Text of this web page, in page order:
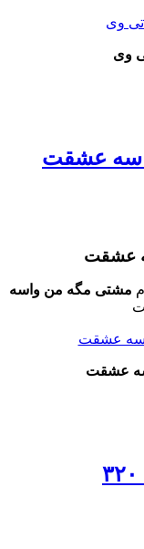
وی
عشقت
عشقت
مشتی مگه من واسه
عشقت